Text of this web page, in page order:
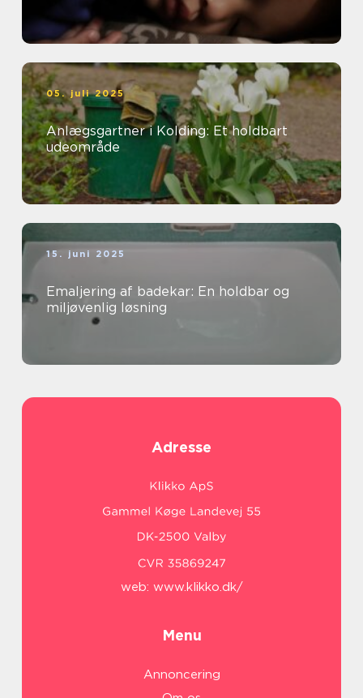
05. juli 2025
Anlægsgartner i Kolding: Et holdbart
udeområde
15. juni 2025
Emaljering af badekar: En holdbar og
miljøvenlig løsning
Adresse
web: www.klikko.dk/
Menu
Annoncering